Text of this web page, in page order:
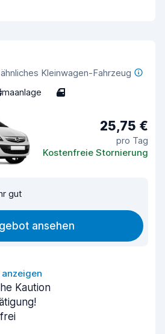
Kleinwagen-Fahrzeug
4
25,75 €
pro Tag
Kostenfreie Stornierung
gut
ansehen
Kaution